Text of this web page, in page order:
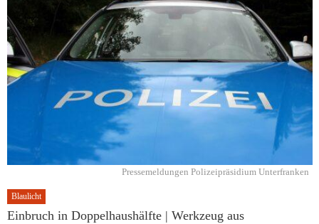
Pressemeldungen Polizeipräsidium Unterfranken
Blaulicht
Einbruch in Doppelhaushälfte | Werkzeug aus